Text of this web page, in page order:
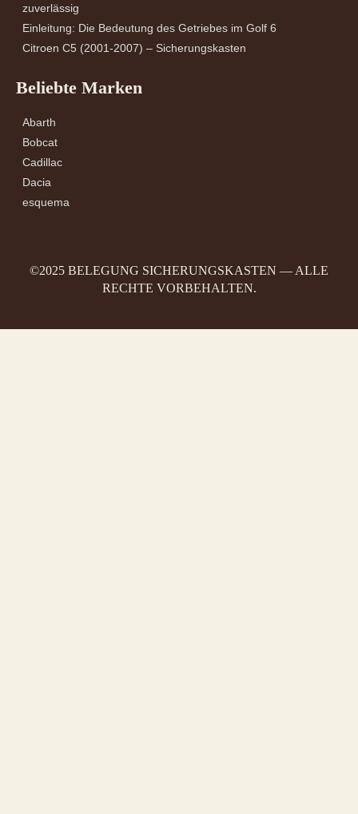
zuverlässig
Einleitung: Die Bedeutung des Getriebes im Golf 6
Citroen C5 (2001-2007) – Sicherungskasten
Beliebte Marken
Abarth
Bobcat
Cadillac
Dacia
esquema
©2025 BELEGUNG SICHERUNGSKASTEN — ALLE
RECHTE VORBEHALTEN.